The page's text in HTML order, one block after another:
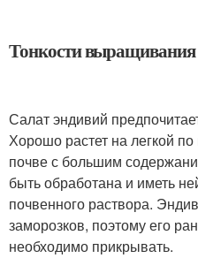
Тонкости выращивания
Салат эндивий
Хорошо растет на легкой
почве с большим
быть обработана и иметь
почвенного раствора.
заморозков, поэтому его
необходимо прикрывать.